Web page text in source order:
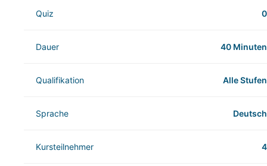
Quiz 0
Dauer 40 Minuten
Qualifikation Alle Stufen
Sprache Deutsch
Kursteilnehmer 4